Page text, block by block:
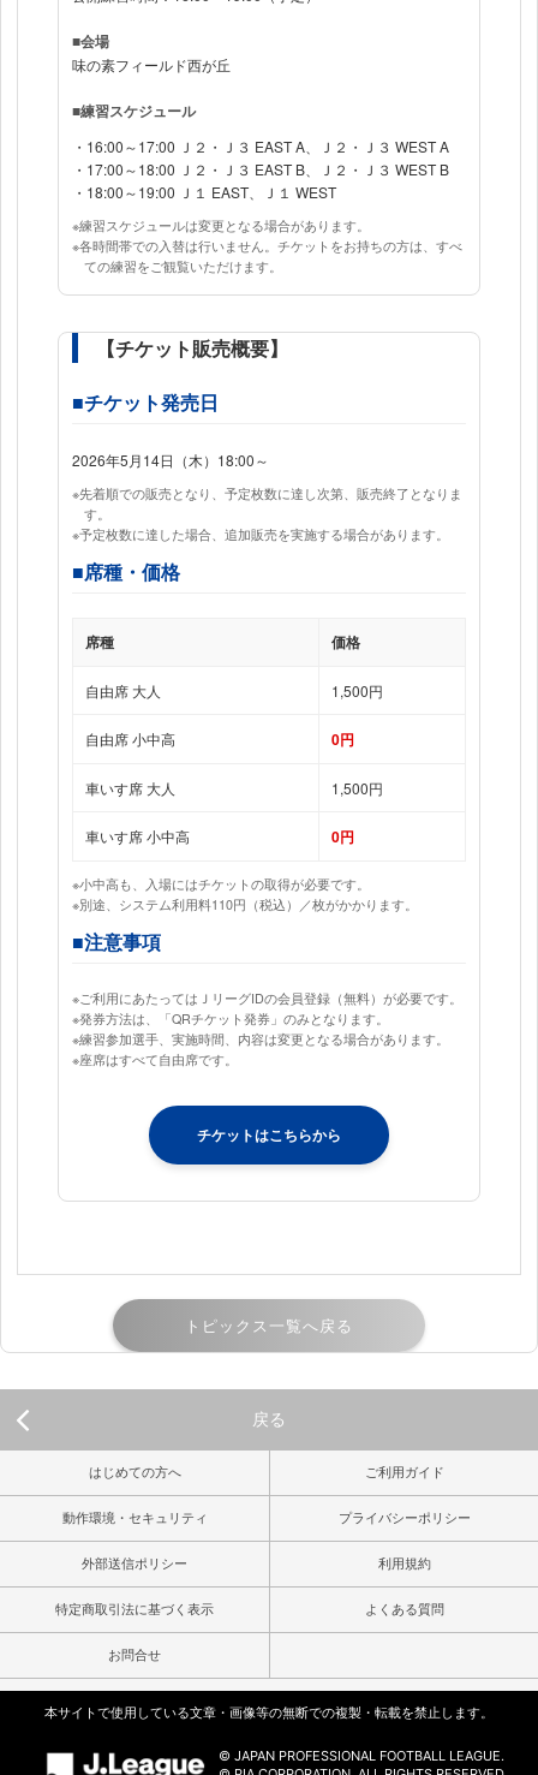
■会場
味の素フィールド西が丘
■練習スケジュール
16:00～17:00 Ｊ２・Ｊ３ EAST A、Ｊ２・Ｊ３ WEST A
17:00～18:00 Ｊ２・Ｊ３ EAST B、Ｊ２・Ｊ３ WEST B
18:00～19:00 Ｊ１ EAST、Ｊ１ WEST
※練習スケジュールは変更となる場合があります。
※各時間帯での入替は行いません。チケットをお持ちの方は、すべ
ての練習をご観覧いただけます。
【チケット販売概要】
■チケット発売日
2026年5月14日（木）18:00～
※先着順での販売となり、予定枚数に達し次第、販売終了となりま
す。
※予定枚数に達した場合、追加販売を実施する場合があります。
■席種・価格
席種 価格
自由席 大人 1,500円
自由席 小中高 0円
車いす席 大人 1,500円
車いす席 小中高 0円
※小中高も、入場にはチケットの取得が必要です。
※別途、システム利用料110円（税込）／枚がかかります。
■注意事項
※ご利用にあたってはＪリーグIDの会員登録（無料）が必要です。
※発券方法は、「QRチケット発券」のみとなります。
※練習参加選手、実施時間、内容は変更となる場合があります。
※座席はすべて自由席です。
チケットはこちらから
トピックス一覧へ戻る
戻る
はじめての方へ ご利用ガイド
動作環境・セキュリティ プライバシーポリシー
外部送信ポリシー 利用規約
特定商取引法に基づく表示 よくある質問
お問合せ
本サイトで使用している文章・画像等の無断での複製・転載を禁止します。
© JAPAN PROFESSIONAL FOOTBALL LEAGUE.